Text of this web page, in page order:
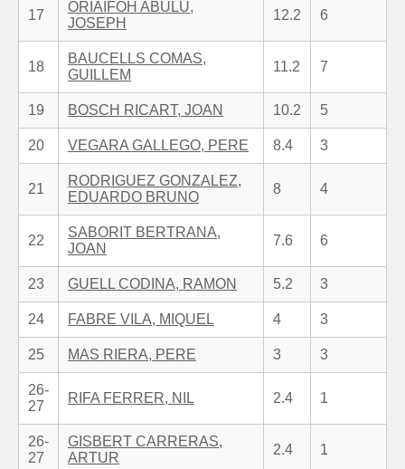
17
ORIAIFOH ABULU,
JOSEPH
12.2 6
18
BAUCELLS COMAS,
GUILLEM
11.2 7
19 BOSCH RICART, JOAN 10.2 5
20 VEGARA GALLEGO, PERE 8.4 3
21
RODRIGUEZ GONZALEZ,
EDUARDO BRUNO
8 4
22
SABORIT BERTRANA,
JOAN
7.6 6
23 GUELL CODINA, RAMON 5.2 3
24 FABRE VILA, MIQUEL 4 3
25 MAS RIERA, PERE 3 3
26-
27
RIFA FERRER, NIL 2.4 1
26-
27
GISBERT CARRERAS,
ARTUR
2.4 1